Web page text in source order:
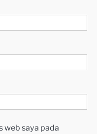
web saya pada